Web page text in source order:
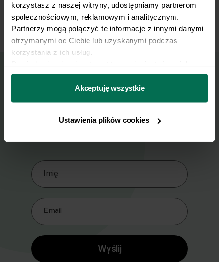
korzystasz z naszej witryny, udostępniamy partnerom
społecznościowym, reklamowym i analitycznym.
Partnerzy mogą połączyć te informacje z innymi danymi
otrzymanymi od Ciebie lub uzyskanymi podczas
korzystania z ich usług.
można się z nami skontaktować i w jaki sposób
przetwarzamy dane osobowe w ramach
prywatności.
Akceptuję wszystkie
Ustawienia plików cookies
Przed podaniem posypujemy słonecznikiem.
Wyślij przepis na e-mail
Nasze najlepsze przepisy, prosto na Twoja
skrzynkę e-mail.
Zapisz się do naszego Newslettera
Imię
Email
Wyślij